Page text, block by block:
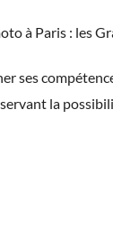
à Paris : les
ses
la